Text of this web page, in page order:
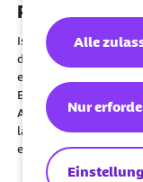
Nur
Alle
Ist das periphere
des Gehirns und
eine Polyneuropathie
Am häufigsten
langjährigen
erhöhten